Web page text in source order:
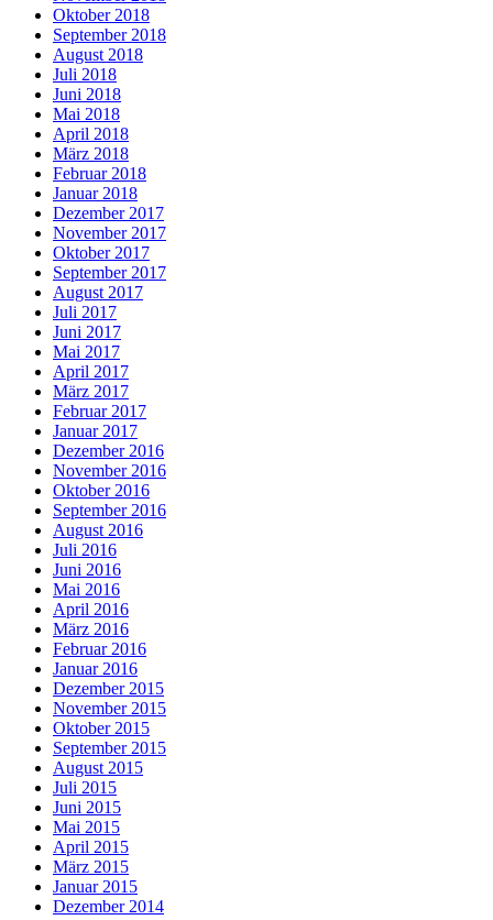
Oktober 2018
September 2018
August 2018
Juli 2018
Juni 2018
Mai 2018
April 2018
März 2018
Februar 2018
Januar 2018
Dezember 2017
November 2017
Oktober 2017
September 2017
August 2017
Juli 2017
Juni 2017
Mai 2017
April 2017
März 2017
Februar 2017
Januar 2017
Dezember 2016
November 2016
Oktober 2016
September 2016
August 2016
Juli 2016
Juni 2016
Mai 2016
April 2016
März 2016
Februar 2016
Januar 2016
Dezember 2015
November 2015
Oktober 2015
September 2015
August 2015
Juli 2015
Juni 2015
Mai 2015
April 2015
März 2015
Januar 2015
Dezember 2014